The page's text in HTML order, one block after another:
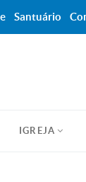
IGREJA
Santuário